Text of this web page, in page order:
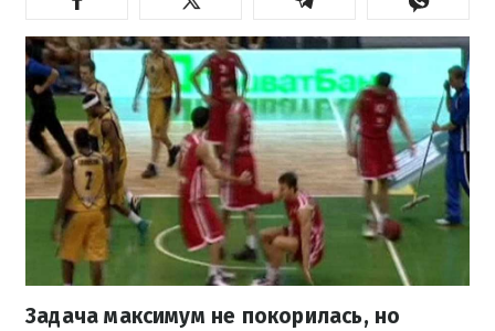
Задача максимум не покорилась, но